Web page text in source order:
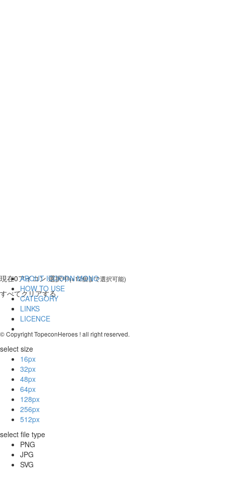
現在0アイコン 選択中(※12個まで選択可能)
すべてクリアする
select size
16px
32px
48px
64px
128px
256px
512px
select file type
PNG
JPG
SVG
ABOUT ICOOON MONO
HOW TO USE
CATEGORY
LINKS
LICENCE
© Copyright TopeconHeroes ! all right reserved.